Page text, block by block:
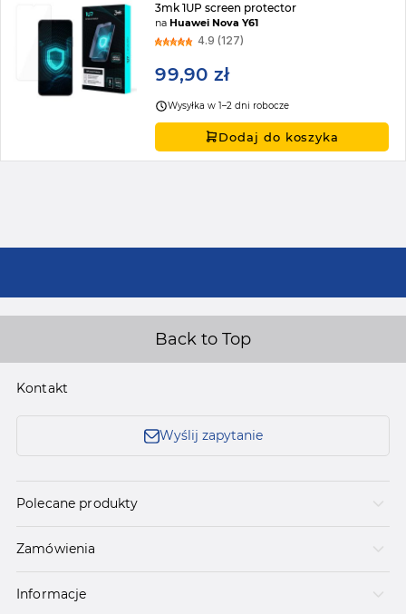
3mk 1UP screen protector
naHuawei Nova Y61
4.9 (127)
99,90 zł
Wysyłka w 1–2 dni robocze
Dodaj do koszyka
Back to Top
Kontakt
Wyślij zapytanie
Polecane produkty
Zamówienia
Informacje